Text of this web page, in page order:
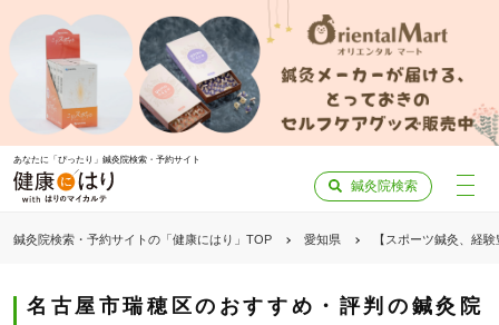
あなたに「ぴったり」鍼灸院検索・予約サイト
鍼灸院検索
鍼灸院検索・予約サイトの「健康にはり」TOP 愛知県 【スポーツ鍼灸、経
名古屋市瑞穂区のおすすめ・評判の鍼灸院